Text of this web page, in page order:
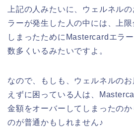
上記の人みたいに、ウェルネル
ラーが発生した人の中には、上
しまったためにMastercardエラ
数多くいるみたいですよ。
なので、もしも、ウェルネルの
えずに困っている人は、
金額をオーバーしてしまったの
のが普通かもしれません♪